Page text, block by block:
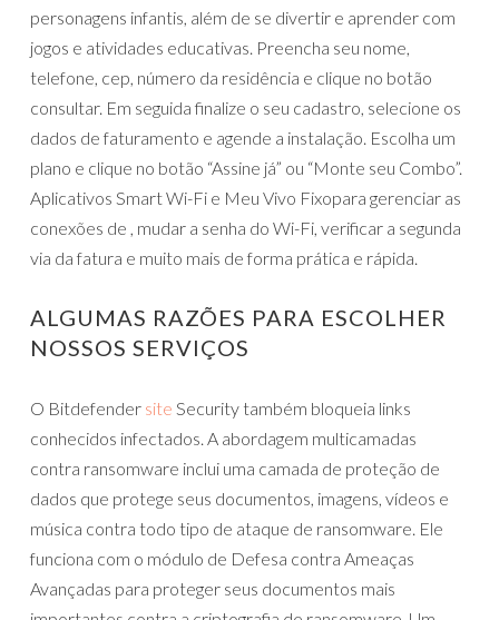
personagens infantis, além de se divertir e aprender com
jogos e atividades educativas. Preencha seu nome,
telefone, cep, número da residência e clique no botão
consultar. Em seguida finalize o seu cadastro, selecione os
dados de faturamento e agende a instalação. Escolha um
plano e clique no botão “Assine já” ou “Monte seu Combo”.
Aplicativos Smart Wi-Fi e Meu Vivo Fixopara gerenciar as
conexões de , mudar a senha do Wi-Fi, verificar a segunda
via da fatura e muito mais de forma prática e rápida.
ALGUMAS RAZÕES PARA ESCOLHER
NOSSOS SERVIÇOS
O Bitdefender site Security também bloqueia links
conhecidos infectados. A abordagem multicamadas
contra ransomware inclui uma camada de proteção de
dados que protege seus documentos, imagens, vídeos e
música contra todo tipo de ataque de ransomware. Ele
funciona com o módulo de Defesa contra Ameaças
Avançadas para proteger seus documentos mais